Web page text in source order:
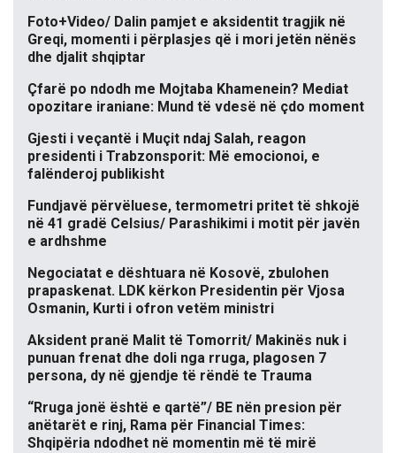
Foto+Video/ Dalin pamjet e aksidentit tragjik në
Greqi, momenti i përplasjes që i mori jetën nënës
dhe djalit shqiptar
Çfarë po ndodh me Mojtaba Khamenein? Mediat
opozitare iraniane: Mund të vdesë në çdo moment
Gjesti i veçantë i Muçit ndaj Salah, reagon
presidenti i Trabzonsporit: Më emocionoi, e
falënderoj publikisht
Fundjavë përvëluese, termometri pritet të shkojë
në 41 gradë Celsius/ Parashikimi i motit për javën
e ardhshme
Negociatat e dështuara në Kosovë, zbulohen
prapaskenat. LDK kërkon Presidentin për Vjosa
Osmanin, Kurti i ofron vetëm ministri
Aksident pranë Malit të Tomorrit/ Makinës nuk i
punuan frenat dhe doli nga rruga, plagosen 7
persona, dy në gjendje të rëndë te Trauma
“Rruga jonë është e qartë”/ BE nën presion për
anëtarët e rinj, Rama për Financial Times:
Shqipëria ndodhet në momentin më të mirë